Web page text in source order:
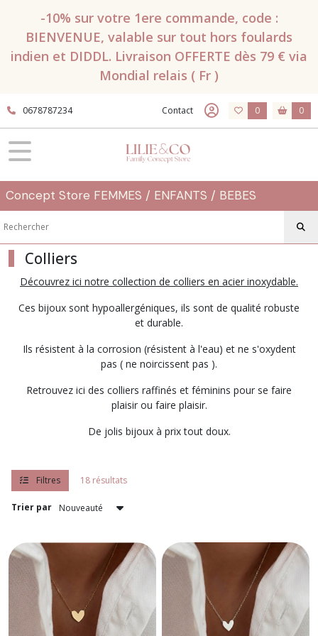
-10% sur votre 1ere commande, code :
BIENVENUE, valable sur tout hors foulards
indien et DIDDL. Livraison OFFERTE dès 79 € via
Mondial relais ( Fr )
0678787234 Contact 0 0
Concept Store FEMMES / ENFANTS / BEBES
Colliers
Découvrez ici notre collection de colliers en acier inoxydable.
Ces bijoux sont hypoallergéniques, ils sont de qualité robuste
et durable.
Ils résistent à la corrosion (résistent à l'eau) et ne s'oxydent
pas ( ne noircissent pas ).
Retrouvez ici des colliers raffinés et féminins pour se faire
plaisir ou faire plaisir.
De jolis bijoux à prix tout doux.
Filtres 18 résultats
Trier par
FILTRES
produits
Bijoux
Boucles
d'oreilles
(31)
(18)
Bagues